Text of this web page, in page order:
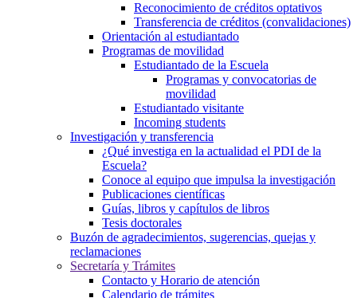
Reconocimiento de créditos optativos
Transferencia de créditos (convalidaciones)
Orientación al estudiantado
Programas de movilidad
Estudiantado de la Escuela
Programas y convocatorias de
movilidad
Estudiantado visitante
Incoming students
Investigación y transferencia
¿Qué investiga en la actualidad el PDI de la
Escuela?
Conoce al equipo que impulsa la investigación
Publicaciones científicas
Guías, libros y capítulos de libros
Tesis doctorales
Buzón de agradecimientos, sugerencias, quejas y
reclamaciones
Secretaría y Trámites
Contacto y Horario de atención
Calendario de trámites